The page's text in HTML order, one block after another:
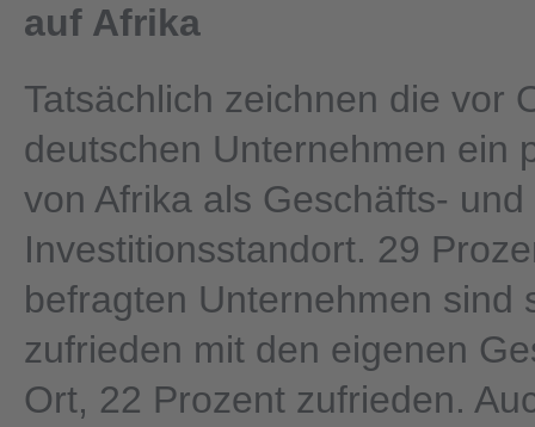
auf Afrika
Tatsächlich zeichnen die vor
deutschen Unternehmen ein
von Afrika als Geschäfts- und
Investitionsstandort. 29
befragten Unternehmen sind
zufrieden mit den eigenen
Ort, 22 Prozent zufrieden.